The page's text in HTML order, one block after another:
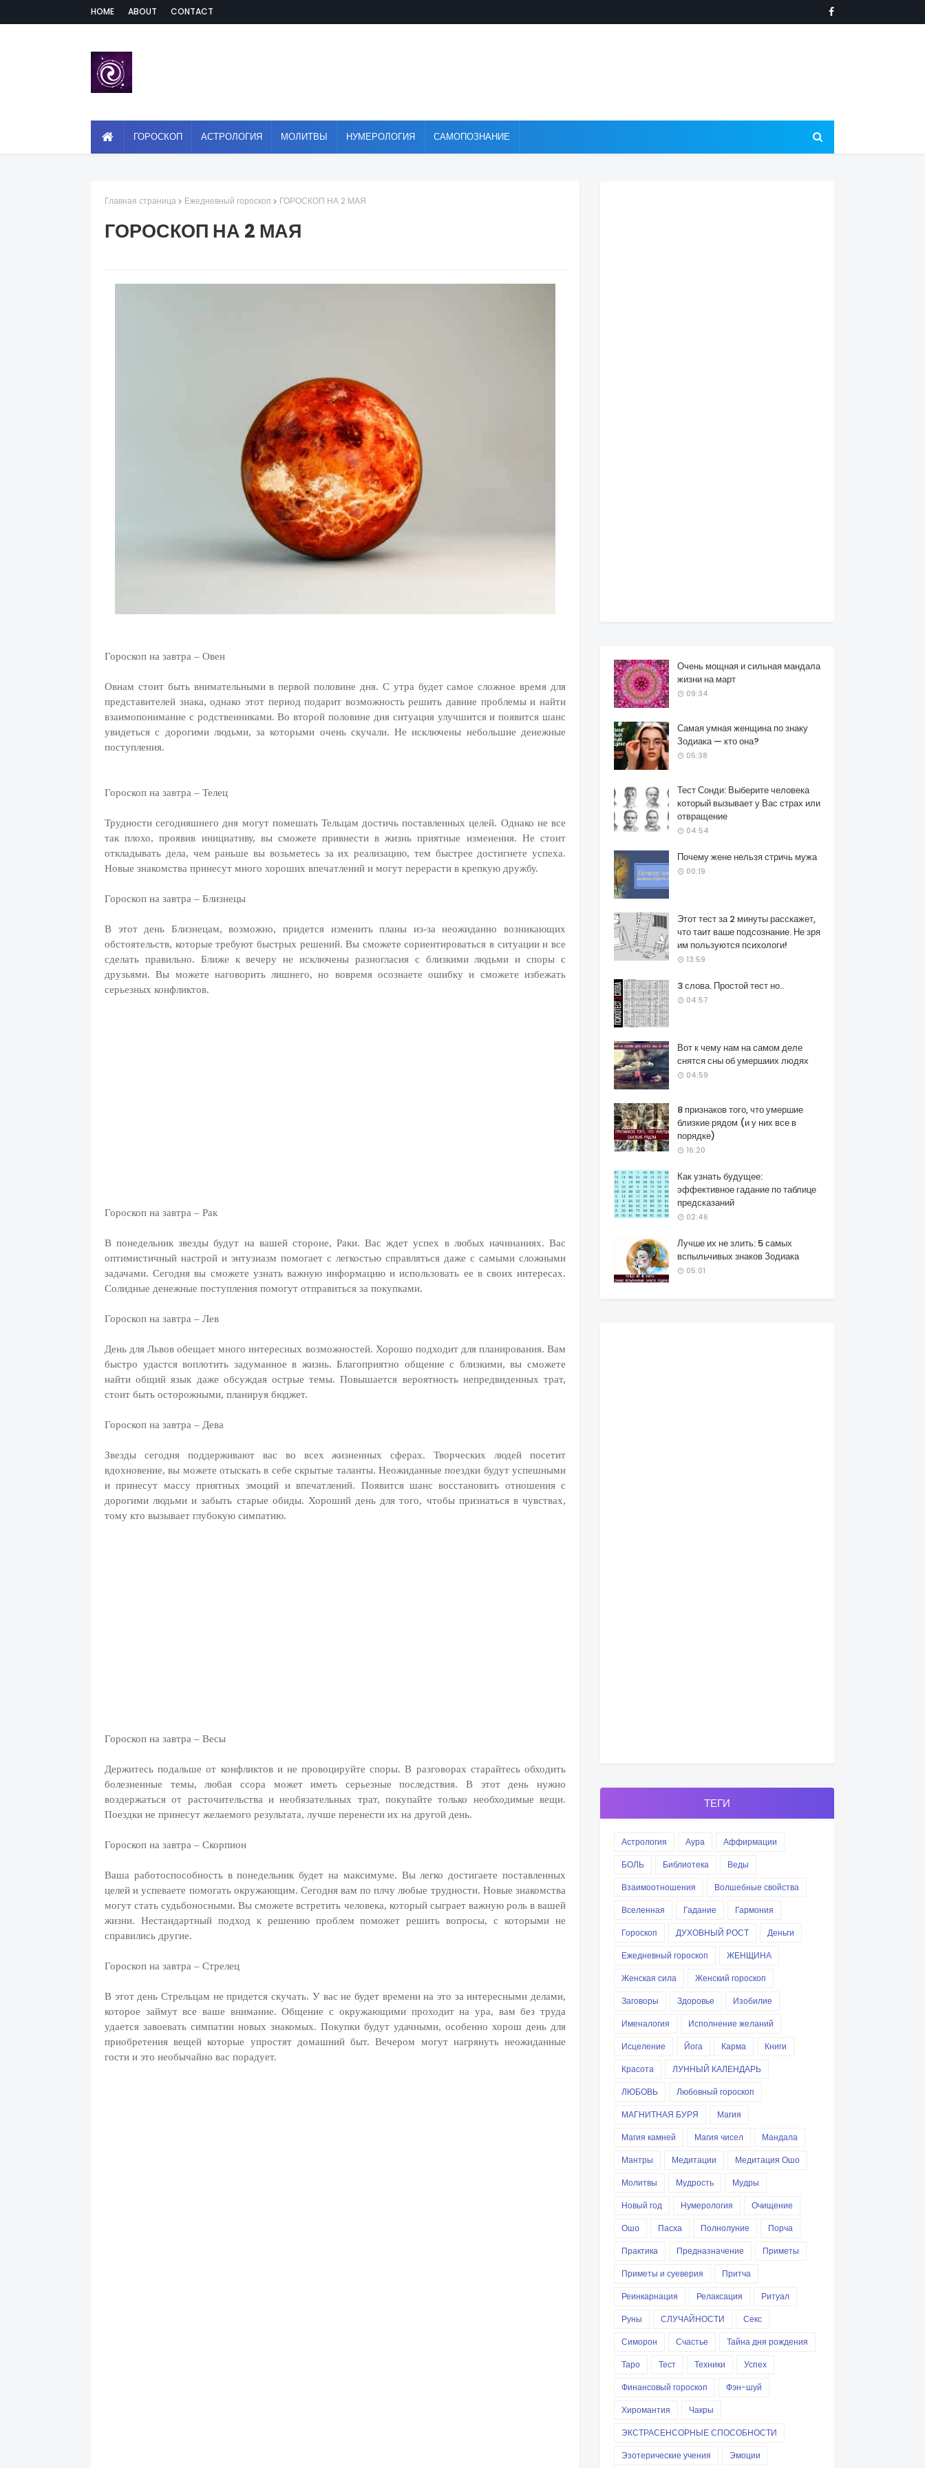
HOME ABOUT CONTACT
ГОРОСКОП АСТРОЛОГИЯ МОЛИТВЫ НУМЕРОЛОГИЯ САМОПОЗНАНИЕ
Главная страница Ежедневный гороскоп ГОРОСКОП НА 2 МАЯ
ГОРОСКОП НА 2 МАЯ
Гороскоп на завтра – Овен
Овнам стоит быть внимательными в первой половине дня. С утра будет самое сложное время для
представителей знака, однако этот период подарит возможность решить давние проблемы и найти
взаимопонимание с родственниками. Во второй половине дня ситуация улучшится и появится шанс
увидеться с дорогими людьми, за которыми очень скучали. Не исключены небольшие денежные
поступления.
Гороскоп на завтра – Телец
Трудности сегодняшнего дня могут помешать Тельцам достичь поставленных целей. Однако не все
так плохо, проявив инициативу, вы сможете привнести в жизнь приятные изменения. Не стоит
откладывать дела, чем раньше вы возьметесь за их реализацию, тем быстрее достигнете успеха.
Новые знакомства принесут много хороших впечатлений и могут перерасти в крепкую дружбу.
Гороскоп на завтра – Близнецы
В этот день Близнецам, возможно, придется изменить планы из-за неожиданно возникающих
обстоятельств, которые требуют быстрых решений. Вы сможете сориентироваться в ситуации и все
сделать правильно. Ближе к вечеру не исключены разногласия с близкими людьми и споры с
друзьями. Вы можете наговорить лишнего, но вовремя осознаете ошибку и сможете избежать
серьезных конфликтов.
Гороскоп на завтра – Рак
В понедельник звезды будут на вашей стороне, Раки. Вас ждет успех в любых начинаниях. Вас
оптимистичный настрой и энтузиазм помогает с легкостью справляться даже с самыми сложными
задачами. Сегодня вы сможете узнать важную информацию и использовать ее в своих интересах.
Солидные денежные поступления помогут отправиться за покупками.
Гороскоп на завтра – Лев
День для Львов обещает много интересных возможностей. Хорошо подходит для планирования. Вам
быстро удастся воплотить задуманное в жизнь. Благоприятно общение с близкими, вы сможете
найти общий язык даже обсуждая острые темы. Повышается вероятность непредвиденных трат,
стоит быть осторожными, планируя бюджет.
Гороскоп на завтра – Дева
Звезды сегодня поддерживают вас во всех жизненных сферах. Творческих людей посетит
вдохновение, вы можете отыскать в себе скрытые таланты. Неожиданные поездки будут успешными
и принесут массу приятных эмоций и впечатлений. Появится шанс восстановить отношения с
дорогими людьми и забыть старые обиды. Хороший день для того, чтобы признаться в чувствах,
тому кто вызывает глубокую симпатию.
Гороскоп на завтра – Весы
Держитесь подальше от конфликтов и не провоцируйте споры. В разговорах старайтесь обходить
болезненные темы, любая ссора может иметь серьезные последствия. В этот день нужно
воздержаться от расточительства и необязательных трат, покупайте только необходимые вещи.
Поездки не принесут желаемого результата, лучше перенести их на другой день.
Гороскоп на завтра – Скорпион
Ваша работоспособность в понедельник будет на максимуме. Вы легко достигаете поставленных
целей и успеваете помогать окружающим. Сегодня вам по плчу любые трудности. Новые знакомства
могут стать судьбоносными. Вы сможете встретить человека, который сыграет важную роль в вашей
жизни. Нестандартный подход к решению проблем поможет решить вопросы, с которыми не
справились другие.
Гороскоп на завтра – Стрелец
В этот день Стрельцам не придется скучать. У вас не будет времени на это за интересными делами,
которое займут все ваше внимание. Общение с окружающими проходит на ура, вам без труда
удается завоевать симпатии новых знакомых. Покупки будут удачными, особенно хорош день для
приобретения вещей которые упростят домашний быт. Вечером могут нагрянуть неожиданные
гости и это необычайно вас порадует.
Очень мощная и сильная мандала
жизни на март
09:34
Самая умная женщина по знаку
Зодиака — кто она?
05:38
Тест Сонди: Выберите человека
который вызывает у Вас страх или
отвращение
04:54
Почему жене нельзя стричь мужа
00:19
Этот тест за 2 минуты расскажет,
что таит ваше подсознание. Не зря
им пользуются психологи!
13:59
3 слова. Простой тест но..
04:57
Вот к чему нам на самом деле
снятся сны об умершиих людях
04:59
8 признаков того, что умершие
близкие рядом (и у них все в
порядке)
16:20
Как узнать будущее:
эффективное гадание по таблице
предсказаний
02:46
Лучше их не злить: 5 самых
вспыльчивых знаков Зодиака
05:01
ТЕГИ
Астрология Аура
Аффирмации
БОЛЬ
Библиотека
Веды
Взаимоотношения
Волшебные свойства
Вселенная
Гадание
Гармония
Гороскоп
ДУХОВНЫЙ РОСТ
Деньги
Ежедневный гороскоп
ЖЕНЩИНА
Женская сила
Женский гороскоп
Заговоры
Здоровье
Изобилие
Именалогия
Исполнение желаний
Исцеление
Йога Карма
Книги
Красота
ЛУННЫЙ КАЛЕНДАРЬ
ЛЮБОВЬ
Любовный гороскоп
МАГНИТНАЯ БУРЯ
Магия
Магия камней
Магия чисел
Мандала
Мантры
Медитации
Медитация Ошо
Молитвы
Мудрость
Мудры
Новый год
Нумерология
Очищение
Ошо
Пасха Полнолуние
Порча
Практика
Предназначение
Приметы
Приметы и суеверия
Притча
Реинкарнация
Релаксация
Ритуал
Руны
СЛУЧАЙНОСТИ
Секс
Симорон
Счастье
Тайна дня рождения
Таро
Тест Техники
Успех
Финансовый гороскоп
Фэн-шуй
Хиромантия
Чакры
ЭКСТРАСЕНСОРНЫЕ СПОСОБНОСТИ
Эзотерические учения
Эмоции